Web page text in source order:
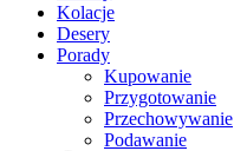
Kolacje
Desery
Porady
Kupowanie
Przygotowanie
Przechowywanie
Podawanie